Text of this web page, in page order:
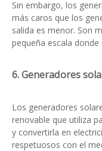
Sin embargo, los
más caros que los
salida es menor. Son
pequeña escala
6. Generadores
Los generadores
renovable que utiliza
y convertirla en
respetuosos con el